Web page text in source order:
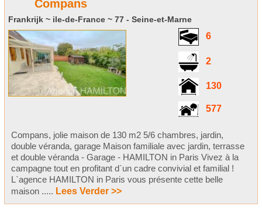
Compans
Frankrijk ~ ile-de-France ~ 77 - Seine-et-Marne
6
2
130
577
Compans, jolie maison de 130 m2 5/6 chambres, jardin,
double véranda, garage Maison familiale avec jardin, terrasse
et double véranda - Garage - HAMILTON in Paris Vivez à la
campagne tout en profitant d`un cadre convivial et familial !
L`agence HAMILTON in Paris vous présente cette belle
maison ..... Lees Verder >>